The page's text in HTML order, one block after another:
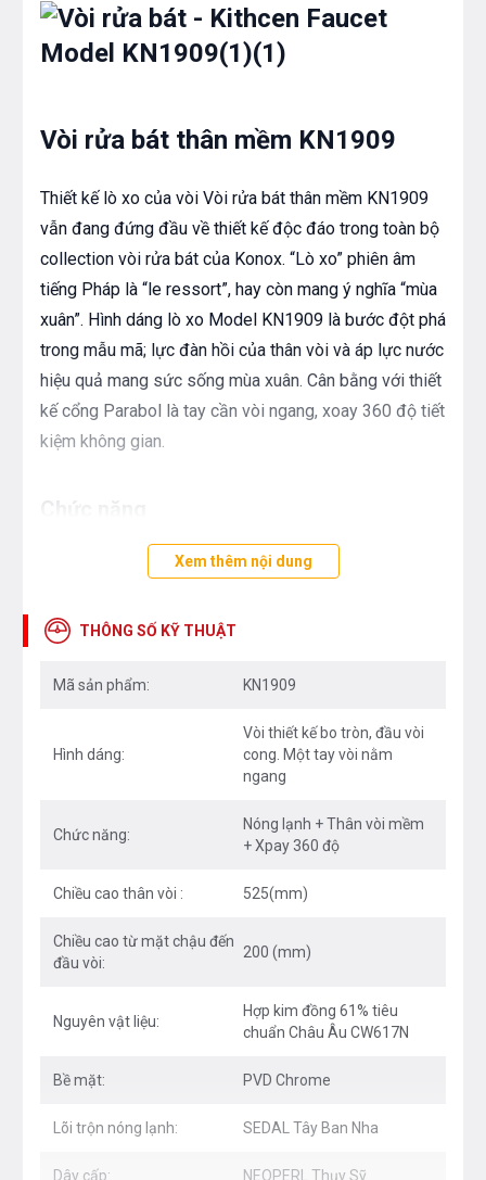
Vòi rửa bát thân mềm KN1909
Thiết kế lò xo của vòi Vòi rửa bát thân mềm KN1909
vẫn đang đứng đầu về thiết kế độc đáo trong toàn bộ
collection vòi rửa bát của Konox. “Lò xo” phiên âm
tiếng Pháp là “le ressort”, hay còn mang ý nghĩa “mùa
xuân”. Hình dáng lò xo Model KN1909 là bước đột phá
trong mẫu mã; lực đàn hồi của thân vòi và áp lực nước
hiệu quả mang sức sống mùa xuân. Cân bằng với thiết
kế cổng Parabol là tay cần vòi ngang, xoay 360 độ tiết
kiệm không gian.
Chức năng
Vòi 2 đường nóng lạnh
Thân vòi mềm giúp mở rộng phạm vi thao tác
Tiết kiệm 40% nước với Công nghệ Airpower
với công nghệ mạ PVD Chrome 5 lớp
An toàn cho sức khỏe với lõi hợp kim Đồng 61%
tiêu chuẩn Châu Âu CW617N
Vật liệu sản phẩm đạt tiêu chuẩn Quatest1
Độ bền lên đến 500.000 lần đóng mở với lõi trộn
nóng lạnh SEDAL Tây Ban Nha
Sỹ chống xoắn, chịu nhiệt tối đa đạt tiêu chuẩn
NSF
Xem thêm nội dung
THÔNG SỐ KỸ THUẬT
Mã sản phẩm: KN1909
Hình dáng:
Vòi thiết kế bo tròn, đầu vòi
cong. Một tay vòi nằm
ngang
Chức năng:
Nóng lạnh + Thân vòi mềm
+ Xpay 360 độ
Chiều cao thân vòi : 525(mm)
Chiều cao từ mặt chậu đến
đầu vòi:
200 (mm)
Nguyên vật liệu:
Hợp kim đồng 61% tiêu
chuẩn Châu Âu CW617N
Bề mặt: PVD Chrome
Lõi trộn nóng lạnh: SEDAL Tây Ban Nha
Dây cấp: NEOPERL Thụy Sỹ